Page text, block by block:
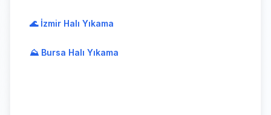
🌊 İzmir Halı Yıkama
⛰️ Bursa Halı Yıkama